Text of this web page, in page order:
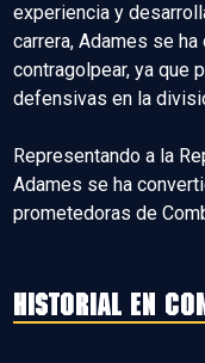
experiencia y
carrera, Adames se
contragolpear, ya que
defensivas en la
Representando a la
Adames se ha
prometedoras de
HISTORIAL EN